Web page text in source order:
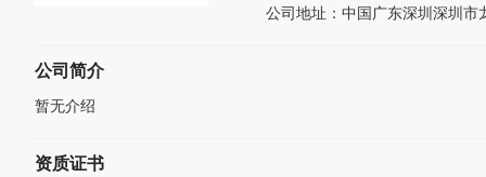
公司地址： 中国广东深圳深圳市
公司简介
暂无介绍
资质证书